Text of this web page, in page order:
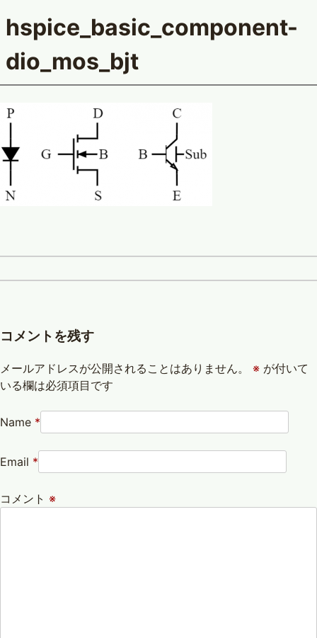
hspice_basic_component-
dio_mos_bjt
コメントを残す
メールアドレスが公開されることはありません。 ※ が付いて
いる欄は必須項目です
Name *
Email *
コメント ※